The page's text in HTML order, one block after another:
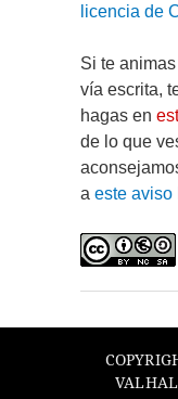
licencia de
Si te
vía escrita,
hagas en
de lo que
a este aviso